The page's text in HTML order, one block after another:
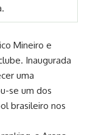
Mineiro e
Inaugurada
uma
se um dos
brasileiro nos